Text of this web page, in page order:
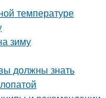
температуре
зиму
должны знать